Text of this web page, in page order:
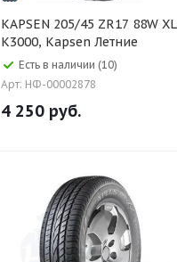
KAPSEN 205/45 ZR17 88W XL
K3000, Kapsen Летние
Есть в наличии (10)
Арт: НФ-00002878
4 250 руб.